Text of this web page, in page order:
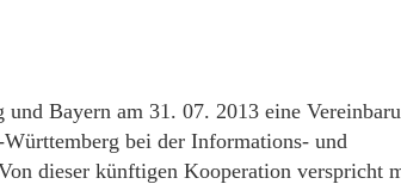
Bayern am 31. 07. 2013 eine
bei der Informations- und
dieser künftigen Kooperation verspricht